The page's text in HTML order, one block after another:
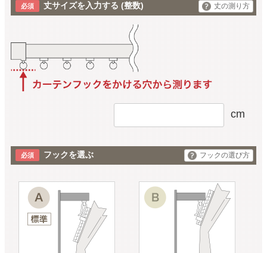
丈サイズを入力する (整数) 丈の測り方
cm
フックを選ぶ フックの選び方